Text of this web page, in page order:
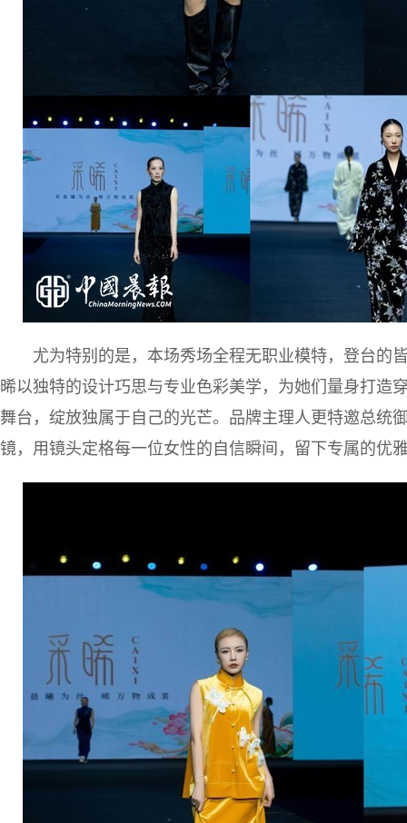
尤为特别的是，本场秀场全程无职业模特，登台的
晞以独特的设计巧思与专业色彩美学，为她们量身打造
舞台，绽放独属于自己的光芒。品牌主理人更特邀总统
镜，用镜头定格每一位女性的自信瞬间，留下专属的优